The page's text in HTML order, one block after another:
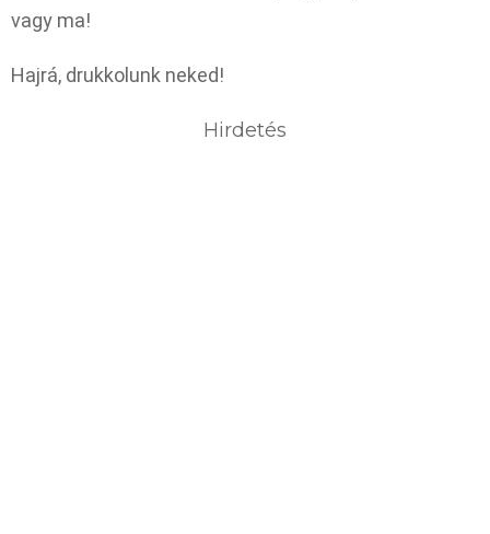
vagy ma!
Hajrá, drukkolunk neked!
Hirdetés